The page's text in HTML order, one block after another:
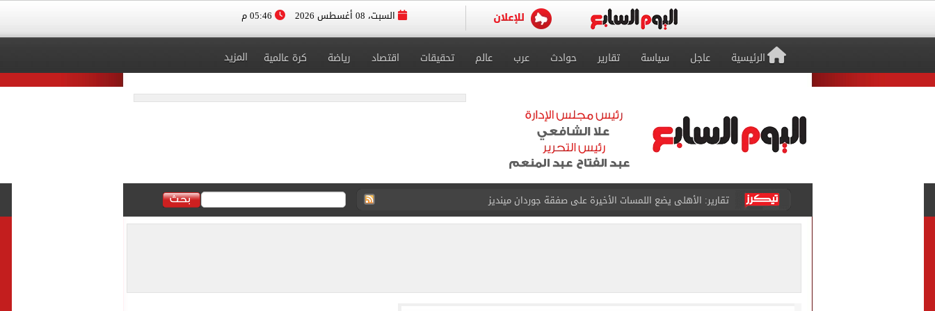
السبت، 08 أغسطس 2026
الرئيسية عاجل سياسة تقارير حوادث عرب عالم تحقيقات اقتصاد رياضة كرة عالمية المزيد
تقارير: الأهلى يضع اللمسات الأخيرة على صفقة جوردان مينديز
الأهلي يرفض مطالب أحمد عبد القادر بالحصول على 40 مليون جنيه سنوياً